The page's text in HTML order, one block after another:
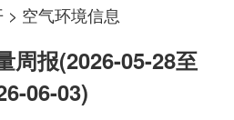
> 空气环境信息
周报(2026-05-28至
06-03)